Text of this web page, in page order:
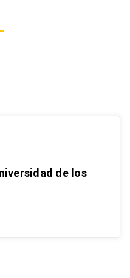
de los